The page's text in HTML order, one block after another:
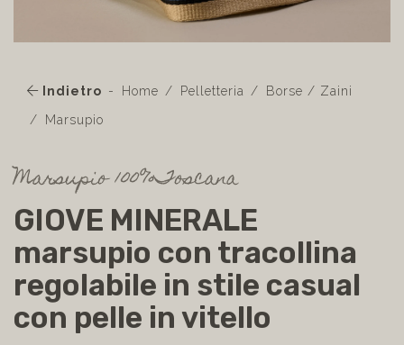
Indietro Home Pelletteria
Borse / Zaini
Marsupio
Marsupio 100%Toscana
GIOVE MINERALE
marsupio con tracollina
regolabile in stile casual
con pelle in vitello